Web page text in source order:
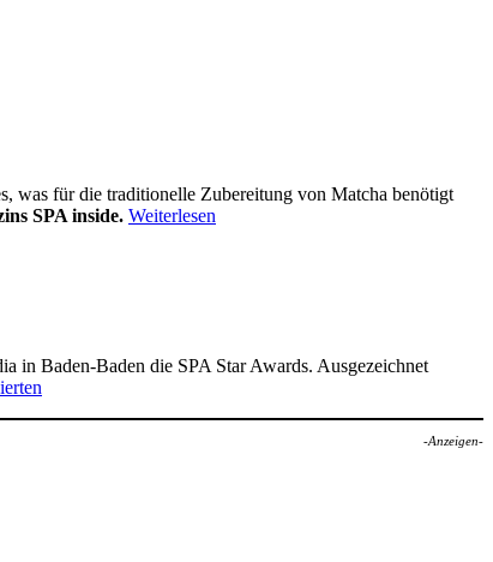
was für die traditionelle Zubereitung von Matcha benötigt
SPA inside. Weiterlesen
in Baden-Baden die SPA Star Awards. Ausgezeichnet
-Anzeigen-